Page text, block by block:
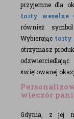
przyjemne dla
torty weselne
również
Wybierając torty
otrzymasz
świętowanej
wieczór
Gdynia, z jej